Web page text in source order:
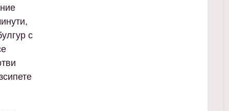
с